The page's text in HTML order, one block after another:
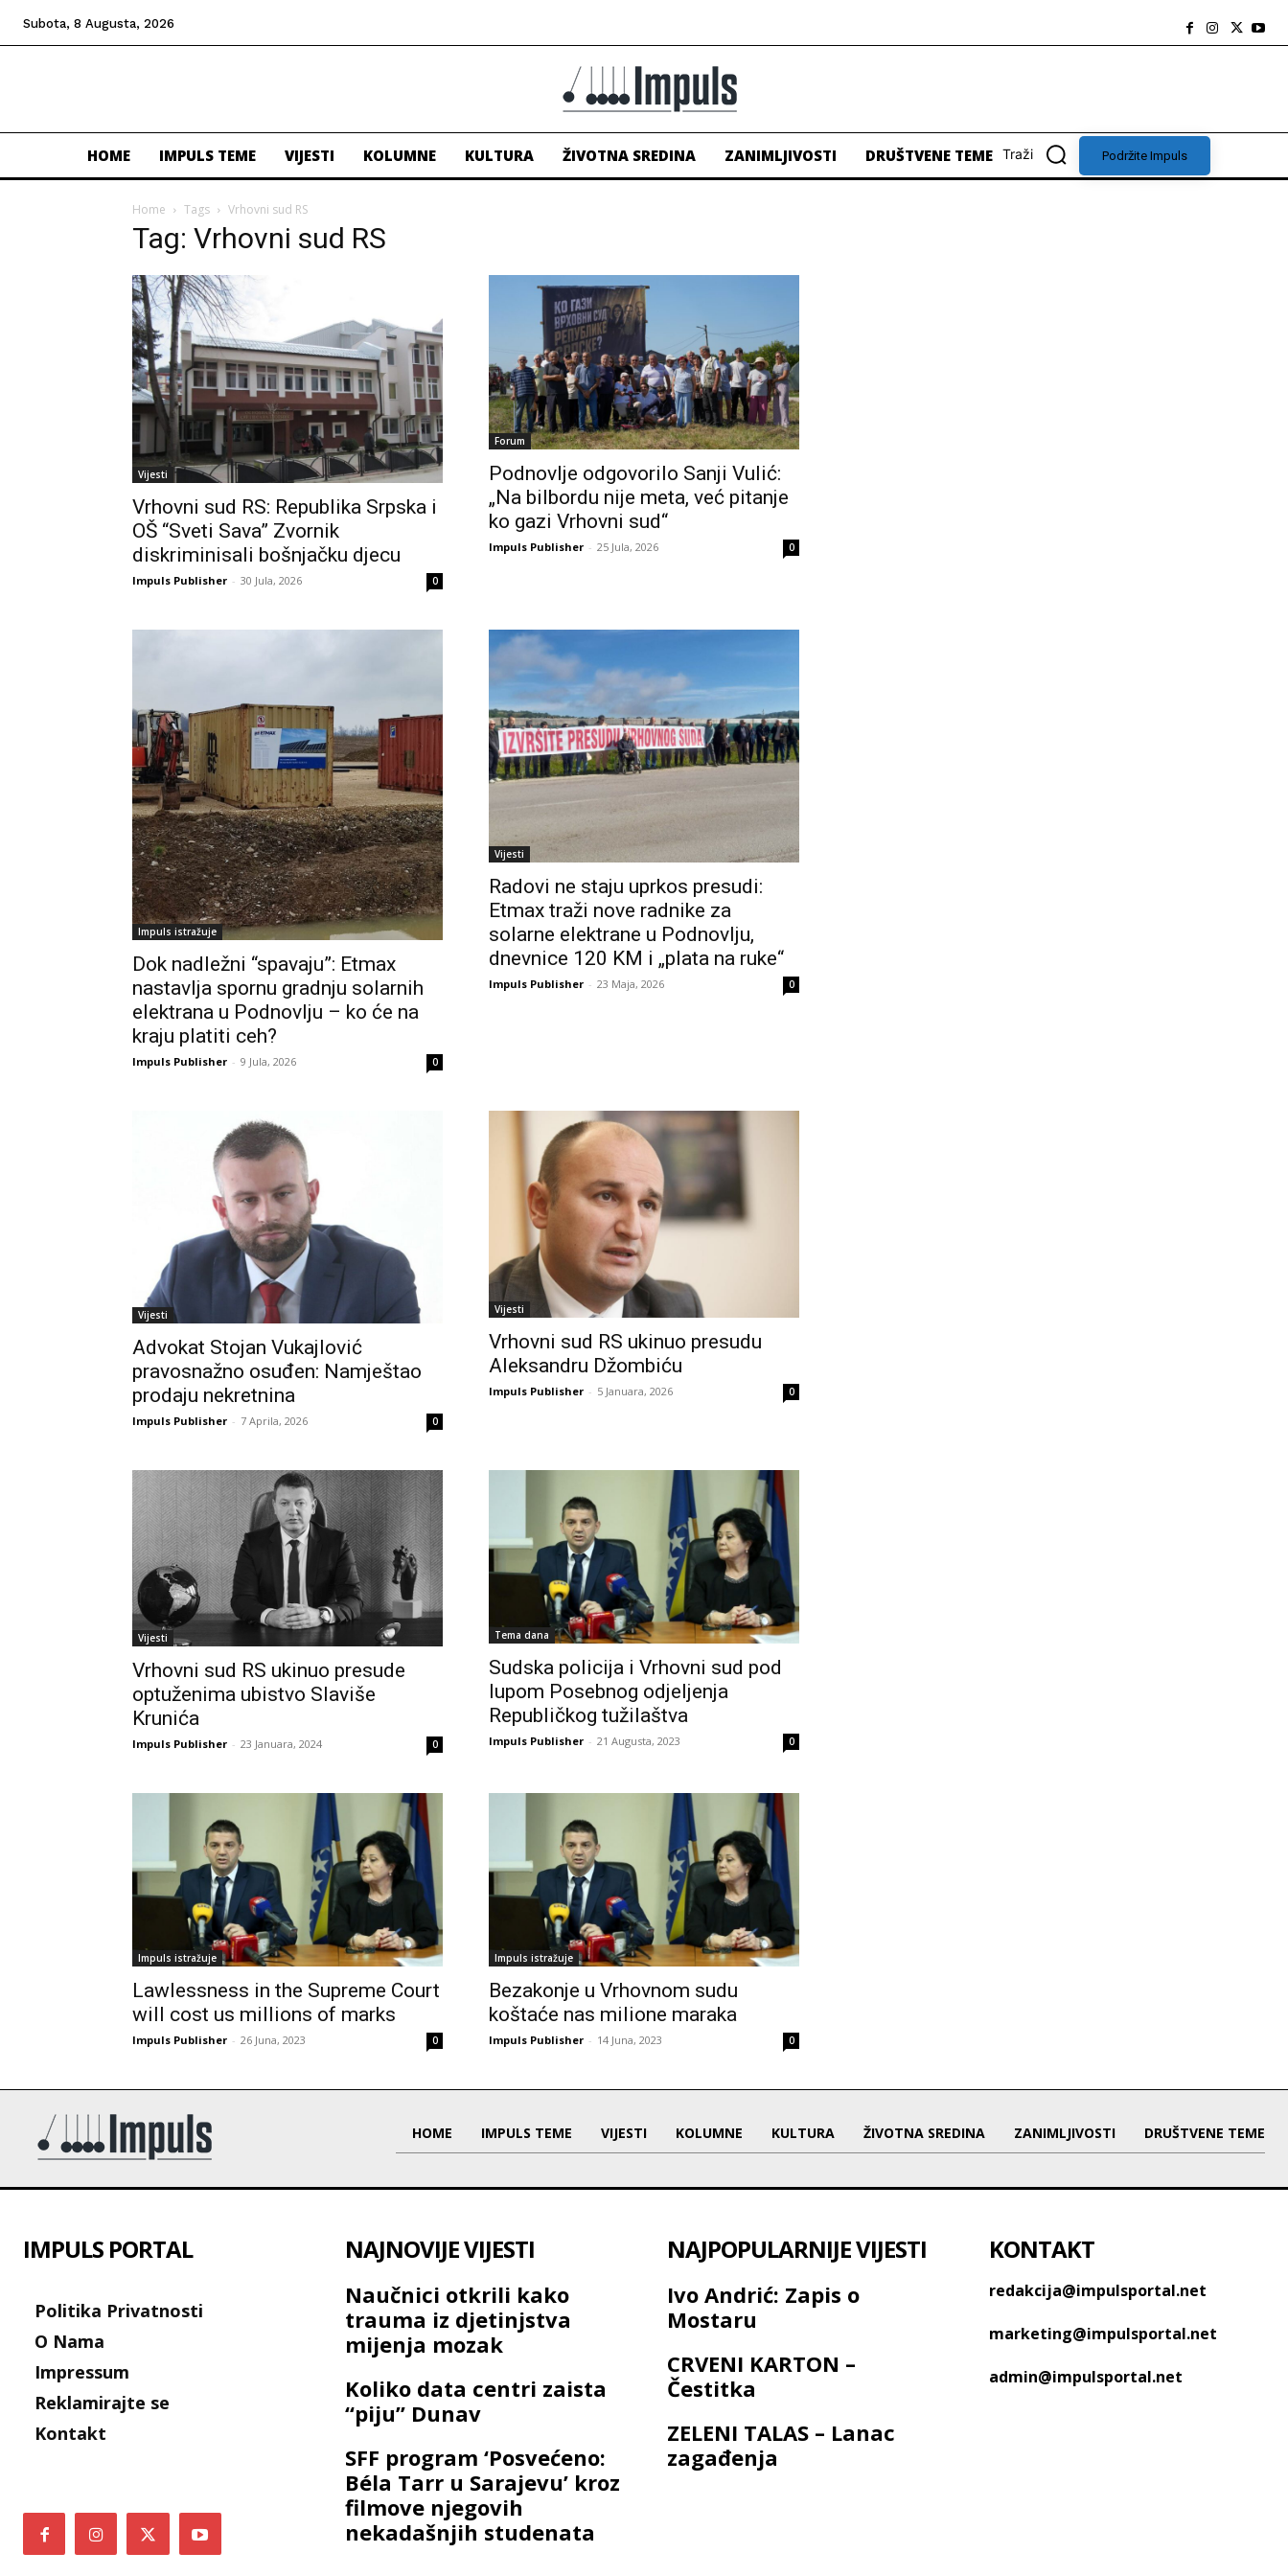
Subota, 8 Augusta, 2026
HOME IMPULS TEME VIJESTI KOLUMNE KULTURA ŽIVOTNA SREDINA ZANIMLJIVOSTI DRUŠTVENE TEME Traži Podržite Impuls
Home Tags Vrhovni sud RS
Tag: Vrhovni sud RS
Vijesti
Vrhovni sud RS: Republika Srpska i
OŠ “Sveti Sava” Zvornik
diskriminisali bošnjačku djecu
Impuls Publisher - 30 Jula, 2026 0
Forum
Podnovlje odgovorilo Sanji Vulić:
„Na bilbordu nije meta, već pitanje
ko gazi Vrhovni sud“
Impuls Publisher - 25 Jula, 2026 0
Impuls istražuje
Dok nadležni “spavaju”: Etmax
nastavlja spornu gradnju solarnih
elektrana u Podnovlju – ko će na
kraju platiti ceh?
Impuls Publisher - 9 Jula, 2026 0
Vijesti
Radovi ne staju uprkos presudi:
Etmax traži nove radnike za
solarne elektrane u Podnovlju,
dnevnice 120 KM i „plata na ruke“
Impuls Publisher - 23 Maja, 2026 0
Vijesti
Advokat Stojan Vukajlović
pravosnažno osuđen: Namještao
prodaju nekretnina
Impuls Publisher - 7 Aprila, 2026 0
Vijesti
Vrhovni sud RS ukinuo presudu
Aleksandru Džombiću
Impuls Publisher - 5 Januara, 2026 0
Vijesti
Vrhovni sud RS ukinuo presude
optuženima ubistvo Slaviše
Krunića
Impuls Publisher - 23 Januara, 2024 0
Tema dana
Sudska policija i Vrhovni sud pod
lupom Posebnog odjeljenja
Republičkog tužilaštva
Impuls Publisher - 21 Augusta, 2023 0
Impuls istražuje
Lawlessness in the Supreme Court
will cost us millions of marks
Impuls Publisher - 26 Juna, 2023 0
Impuls istražuje
Bezakonje u Vrhovnom sudu
koštaće nas milione maraka
Impuls Publisher - 14 Juna, 2023 0
HOME IMPULS TEME VIJESTI KOLUMNE KULTURA ŽIVOTNA SREDINA ZANIMLJIVOSTI DRUŠTVENE TEME
IMPULS PORTAL
Politika Privatnosti
O Nama
Impressum
Reklamirajte se
Kontakt
NAJNOVIJE VIJESTI
Naučnici otkrili kako
trauma iz djetinjstva
mijenja mozak
Koliko data centri zaista
“piju” Dunav
SFF program ‘Posvećeno:
Béla Tarr u Sarajevu’ kroz
filmove njegovih
nekadašnjih studenata
NAJPOPULARNIJE VIJESTI
Ivo Andrić: Zapis o
Mostaru
CRVENI KARTON –
Čestitka
ZELENI TALAS – Lanac
zagađenja
KONTAKT
redakcija@impulsportal.net
marketing@impulsportal.net
admin@impulsportal.net